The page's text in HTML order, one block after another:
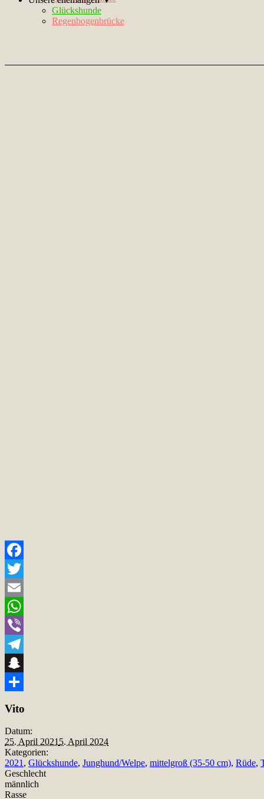
Glückshunde
Regenbogenbrücke
Facebook
Twitter
Email
WhatsApp
Viber
Telegram
Snapchat
Vito
Datum:
25. April 2021 5. April 2024
Kategorien:
2021 , Glückshunde, Junghund/Welpe, mittelgroß (35-50 cm), Rüde,
Geschlecht
männlich
Rasse